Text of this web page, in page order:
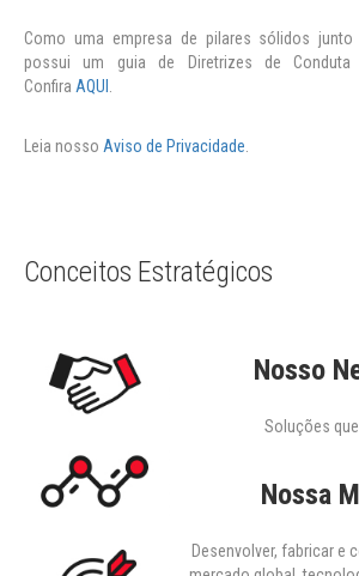
Como uma empresa de pilares sólidos
possui um guia de Diretrizes de
Confira AQUI
Leia nosso Aviso de Privacidade
Conceitos Estratégicos
Nosso
Soluções que
Nossa
Desenvolver, fabricar e